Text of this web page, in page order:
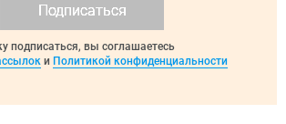
Подписаться
подписаться, вы соглашаетесь
и Политикой конфиденциальности